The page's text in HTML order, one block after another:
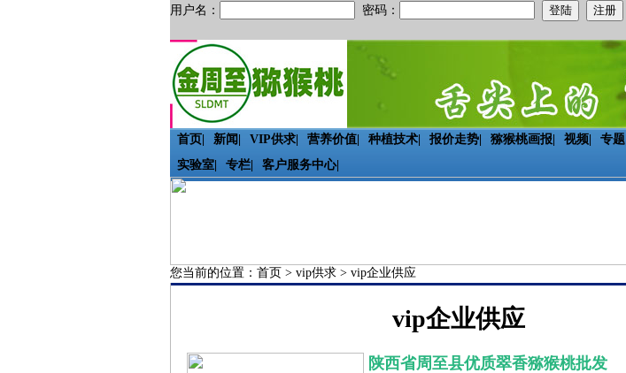
用户名： 密码：
首页 新闻 VIP供求 营养价值 种植技术 报价走势 猕猴桃画报 视频 专题
实验室
专栏 客户服务中心|
您当前的位置： 首页 > vip供求 > vip企业供应
vip企业供应
陕西省周至县优质翠香猕猴桃批发